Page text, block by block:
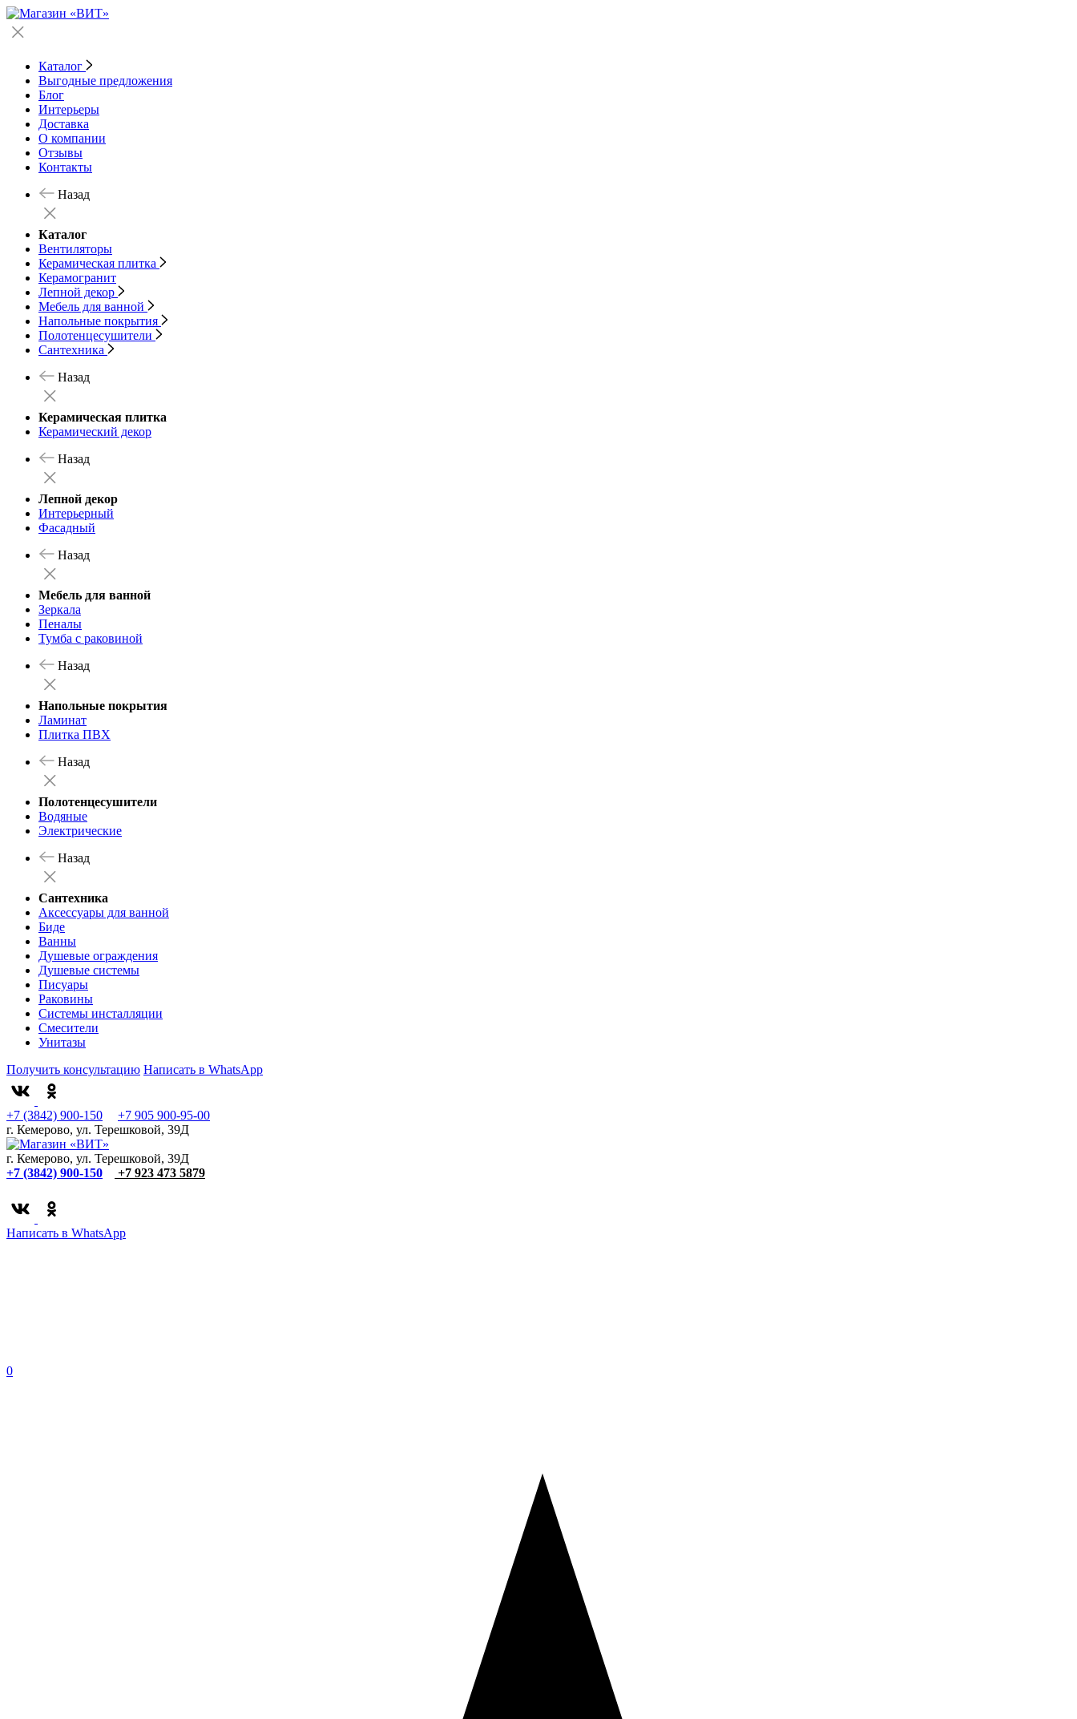
Каталог
Выгодные предложения
Блог
Интерьеры
Доставка
О компании
Отзывы
Контакты
Назад
Каталог
Вентиляторы
Керамическая плитка
Керамогранит
Лепной декор
Мебель для ванной
Напольные покрытия
Полотенцесушители
Сантехника
Назад
Керамическая плитка
Керамический декор
Назад
Лепной декор
Интерьерный
Фасадный
Назад
Мебель для ванной
Зеркала
Пеналы
Тумба с раковиной
Назад
Напольные покрытия
Ламинат
Плитка ПВХ
Назад
Полотенцесушители
Водяные
Электрические
Назад
Сантехника
Аксессуары для ванной
Биде
Ванны
Душевые ограждения
Душевые системы
Писуары
Раковины
Системы инсталляции
Смесители
Унитазы
Получить консультацию Написать в WhatsApp
+7 (3842) 900-150
+7 905 900-95-00
г. Кемерово, ул. Терешковой, 39Д
г. Кемерово, ул. Терешковой, 39Д
+7 (3842) 900-150
+7 923 473 5879
Написать в WhatsApp
0